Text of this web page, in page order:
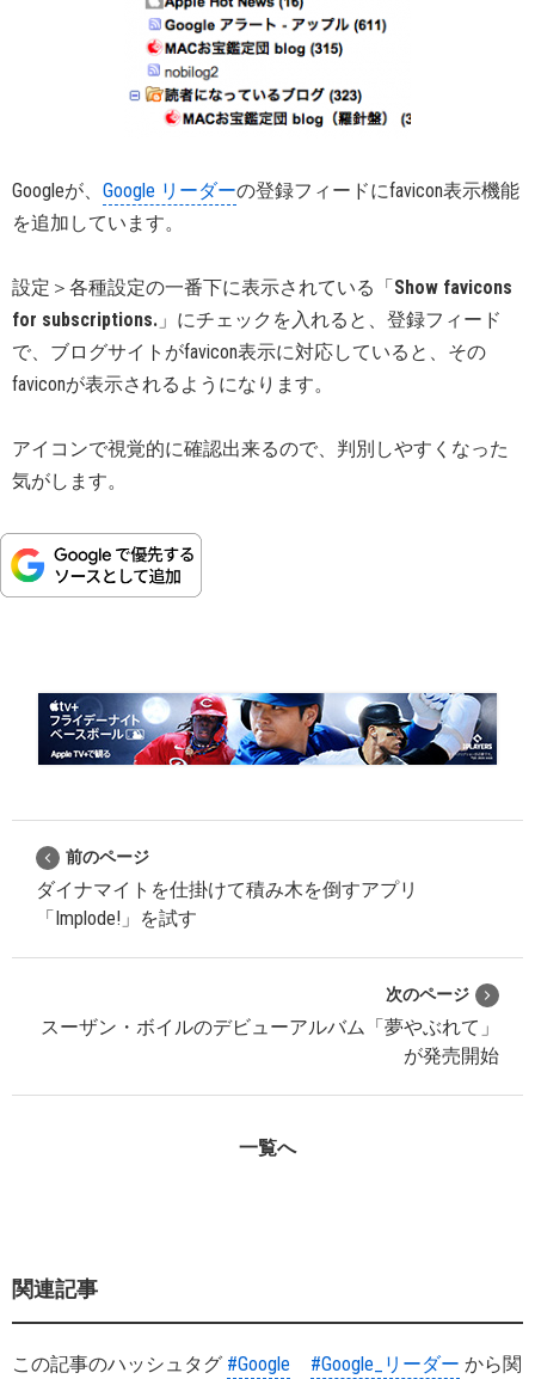
Googleが、 Google リーダーの登録フィードにfavicon表示機能
を追加しています。
設定＞各種設定の一番下に表示されている「Show favicons
for subscriptions. 」にチェックを入れると、登録フィード
で、ブログサイトがfavicon表示に対応していると、その
faviconが表示されるようになります。
アイコンで視覚的に確認出来るので、判別しやすくなった
気がします。
前のページ
ダイナマイトを仕掛けて積み木を倒すアプリ
「Implode!」を試す
次のページ
スーザン・ボイルのデビューアルバム「夢やぶれて」
が発売開始
一覧へ
関連記事
この記事のハッシュタグ #Google #Google_リーダー から関